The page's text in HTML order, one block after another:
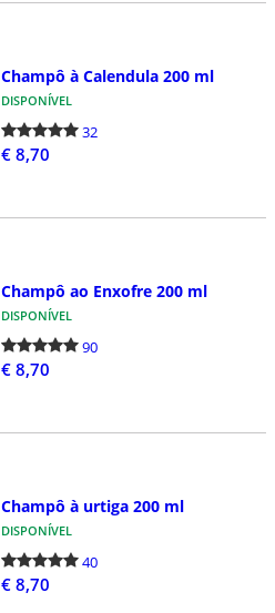
Champô à Calendula 200 ml
DISPONÍVEL
32
€ 8,70
Champô ao Enxofre 200 ml
DISPONÍVEL
90
€ 8,70
Champô à urtiga 200 ml
DISPONÍVEL
40
€ 8,70